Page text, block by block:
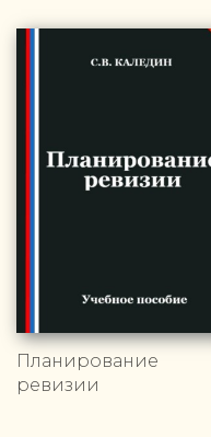
Планирование
ревизии